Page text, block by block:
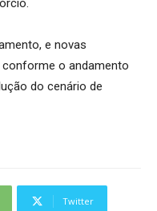
e novas
o andamento
do cenário de
Twitter